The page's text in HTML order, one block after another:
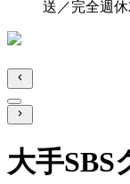
送／完全週
大手SBS